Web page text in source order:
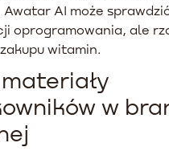
AI może
oprogramowania, ale
witamin.
w